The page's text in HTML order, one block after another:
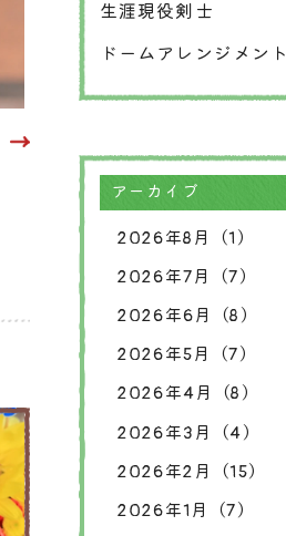
生涯現役剣士
ドームアレンジメント
アーカイブ
2026年8月（1）
2026年7月（7）
2026年6月（8）
2026年5月（7）
2026年4月（8）
2026年3月（4）
2026年2月（15）
2026年1月（7）